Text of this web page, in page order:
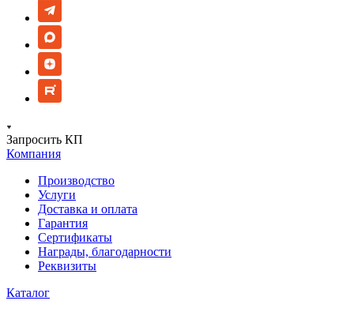
Запросить КП
Компания
Производство
Услуги
Доставка и оплата
Гарантия
Сертификаты
Награды, благодарности
Реквизиты
Каталог